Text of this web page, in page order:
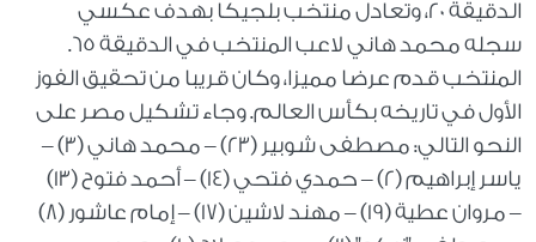
الدقيقة 20، وتعادل منتخب بلجيكا بهدف عكسي
سجله محمد هاني لاعب المنتخب في الدقيقة 65.
المنتخب قدم عرضا مميزا، وكان قريبا من تحقيق الفوز
الأول في تاريخه بكأس العالم. وجاء تشكيل مصر على
النحو التالي: مصطفى شوبير (23) – محمد هاني (3) –
ياسر إبراهيم (2) – حمدي فتحي (14) – أحمد فتوح (13)
– مروان عطية (19) – مهند لاشين (17) – إمام عاشور (8)